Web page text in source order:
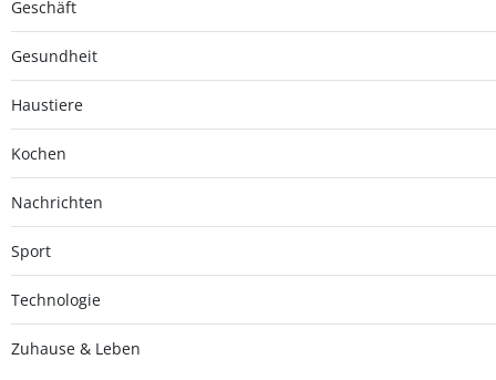
Geschäft
Gesundheit
Haustiere
Kochen
Nachrichten
Sport
Technologie
Zuhause & Leben